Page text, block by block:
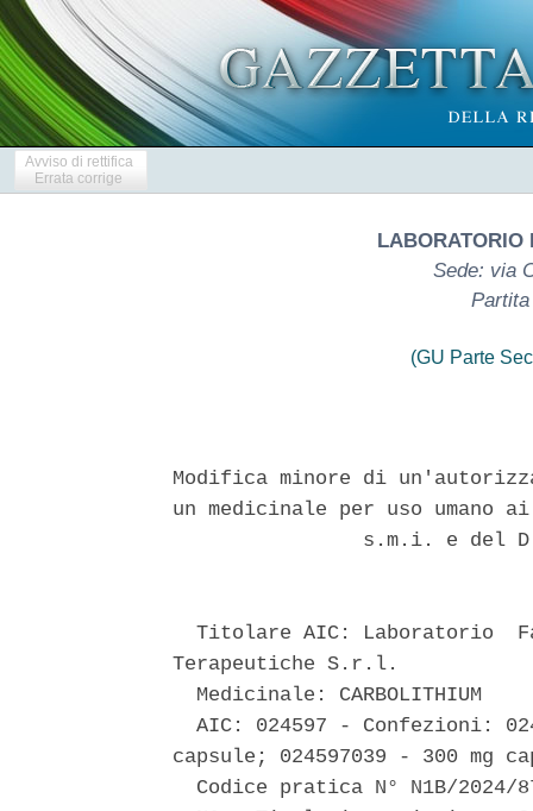
Avviso di rettifica
Errata corrige
LABORATORIO
Sede: via
Partita
(GU Parte
Modifica minore di
un medicinale per uso umano
s.m.i. e del
Titolare AIC: Laboratorio
Terapeutiche S.r.l.
  Medicinale: CARBOLITHIUM
AIC: 024597 - Confezioni:
capsule; 024597039 - 300 mg
Codice pratica N° N1B/2024/